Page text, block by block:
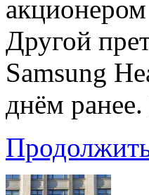
Другой
Samsung
днём